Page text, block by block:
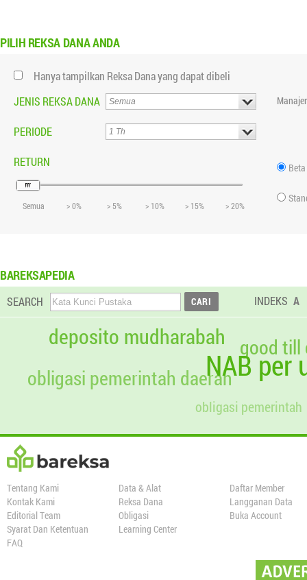
PILIH REKSA DANA ANDA
Hanya tampilkan Reksa Dana yang dapat dibeli
JENIS REKSA DANA
PERIODE
RETURN
Semua > 0% > 5% > 10% > 15% > 20%
Beta
BAREKSAPEDIA
SEARCH INDEKS A
NAB per
deposito mudharabah
obligasi pemerintah
obligasi pemerintah daerah
good till
Tentang Kami
Kontak Kami
Editorial Team
Syarat Dan Ketentuan
FAQ
Data & Alat
Reksa Dana
Obligasi
Learning Center
Daftar Member
Langganan Data
Buka Account